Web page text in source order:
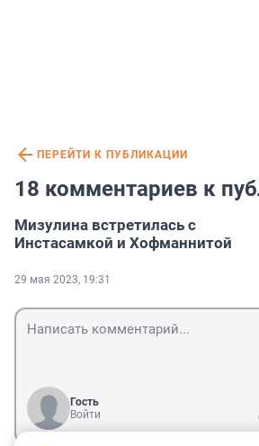
ПЕРЕЙТИ К ПУБЛИКАЦИИ
18 комментариев к
Мизулина встретилась с
Инстасамкой и Хофманнитой
29 мая 2023, 19:31
Гость
Войти